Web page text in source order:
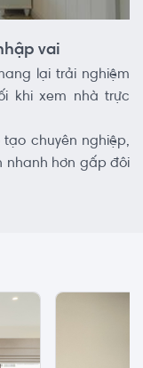
vai
lại trải nghiệm
khi xem nhà trực
chuyên nghiệp,
nhanh hơn gấp đôi